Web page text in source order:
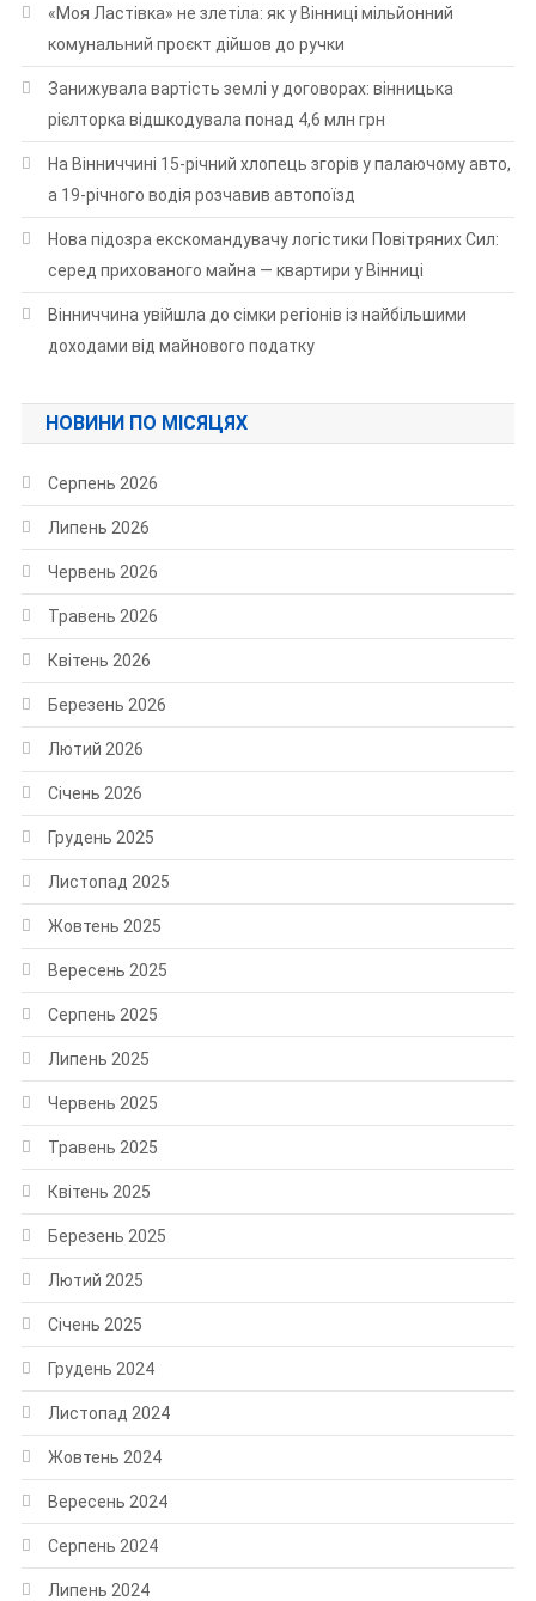
«Моя Ластівка» не злетіла: як у Вінниці мільйонний
комунальний проєкт дійшов до ручки
Занижувала вартість землі у договорах: вінницька
рієлторка відшкодувала понад 4,6 млн грн
На Вінниччині 15-річний хлопець згорів у палаючому авто,
а 19-річного водія розчавив автопоїзд
Нова підозра екскомандувачу логістики Повітряних Сил:
серед прихованого майна — квартири у Вінниці
Вінниччина увійшла до сімки регіонів із найбільшими
доходами від майнового податку
НОВИНИ ПО МІСЯЦЯХ
Серпень 2026
Липень 2026
Червень 2026
Травень 2026
Квітень 2026
Березень 2026
Лютий 2026
Січень 2026
Грудень 2025
Листопад 2025
Жовтень 2025
Вересень 2025
Серпень 2025
Липень 2025
Червень 2025
Травень 2025
Квітень 2025
Березень 2025
Лютий 2025
Січень 2025
Грудень 2024
Листопад 2024
Жовтень 2024
Вересень 2024
Серпень 2024
Липень 2024